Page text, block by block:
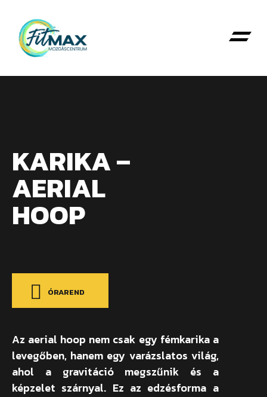
KARIKA –
AERIAL
HOOP
ÓRAREND
Az aerial hoop nem csak egy fémkarika a
levegőben, hanem egy varázslatos világ,
ahol a gravitáció megszűnik és a
képzelet szárnyal. Ez az edzésforma a